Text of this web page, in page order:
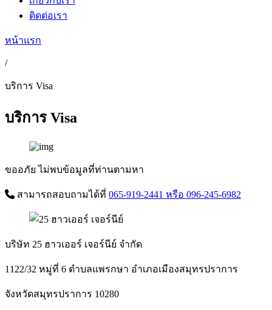
ติดต่อเรา
หน้าแรก
/
บริการ Visa
บริการ Visa
ขออภัย ไม่พบข้อมูลที่ท่านตามหา
สามารถสอบถามได้ที่ 065-919-2441 หรือ 096-245-6982
บริษัท 25 ฮาวเออร์ เจอร์นีย์ จำกัด
1122/32 หมู่ที่ 6 ตำบลแพรกษา อำเภอเมืองสมุทรปราการ
จังหวัดสมุทรปราการ 10280